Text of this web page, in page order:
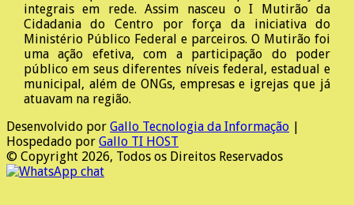
integrais em rede. Assim nasceu o I Mutirão da
Cidadania do Centro por força da iniciativa do
Ministério Público Federal e parceiros. O Mutirão foi
uma ação efetiva, com a participação do poder
público em seus diferentes níveis federal, estadual e
municipal, além de ONGs, empresas e igrejas que já
atuavam na região.
Desenvolvido por Gallo Tecnologia da Informação
Hospedado por Gallo TI HOST
© Copyright 2026, Todos os Direitos Reservados